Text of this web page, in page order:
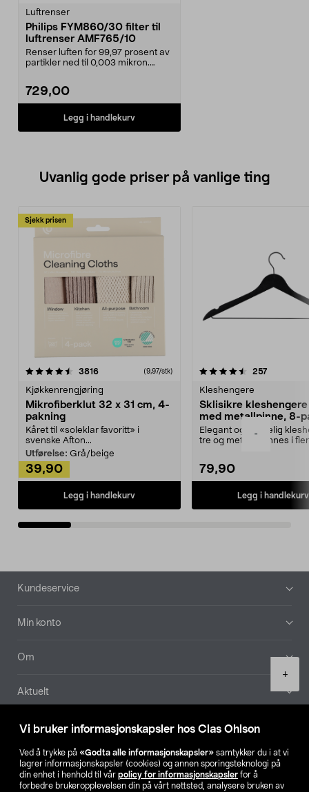
Vi bruker informasjonskapsler hos Clas Ohlson
Ved å trykke på «Godta alle informasjonskapsler» samtykker du i at vi
lagrer informasjonskapsler (cookies) og annen sporingsteknologi på
din enhet i henhold til vår policy for informasjonskapsler for å
forbedre brukeropplevelsen din på vårt nettsted, analysere bruken av
-
+
Luftrenser
Philips FYM860/30 filter til
luftrenser AMF765/10
Renser luften for 99,97 prosent av
partikler ned til 0,003 mikron.
729,00
Legg i handlekurv
Uvanlig gode priser på vanlige ting
Sjekk prisen
3816anmeldelser(9,97/stk)
Kjøkkenrengjøring
Mikrofiberklut 32 x 31 cm, 4-
pakning
Kåret til «soleklar favoritt» i
svenske Afton...
Utførelse: Grå/beige
39,90
Legg i handlekurv
4.5av 5 stjerner 257
Kleshengere
Sklisikre
med metallpinne, 8-
Elegant og skikkelig
tre og metall – finnes i
79,90
Legg i handlekurv
4.5av 5 stjerner
Bunntekst
Kundeservice
Min konto
Om
Aktuelt
Våre selskaper
Finn din butikk